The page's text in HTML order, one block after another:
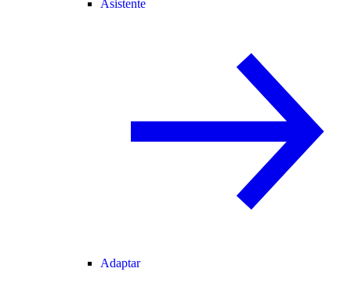
Asistente
Adaptar